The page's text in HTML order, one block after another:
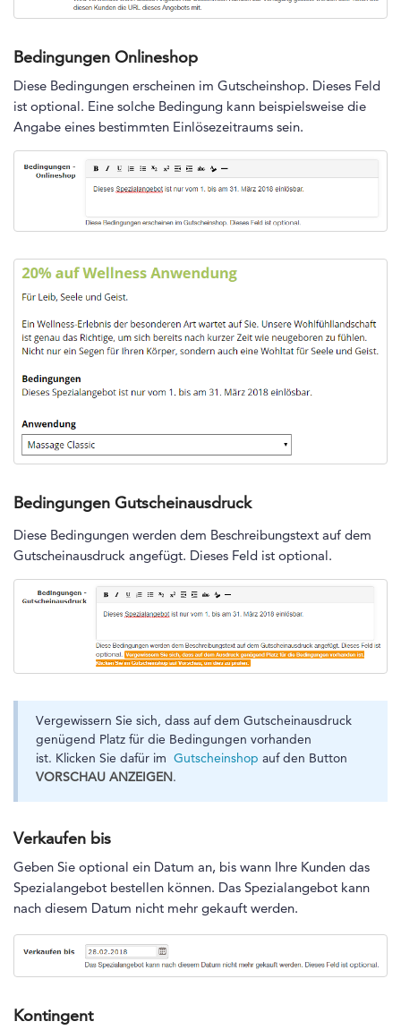
Bedingungen Onlineshop
Diese Bedingungen erscheinen im Gutscheinshop. Dieses Feld
ist optional. Eine solche Bedingung kann beispielsweise die
Angabe eines bestimmten Einlösezeitraums sein.
Bedingungen Gutscheinausdruck
Diese Bedingungen werden dem Beschreibungstext auf dem
Gutscheinausdruck angefügt. Dieses Feld ist optional.
Vergewissern Sie sich, dass auf dem Gutscheinausdruck
genügend Platz für die Bedingungen vorhanden
ist. Klicken Sie dafür im Gutscheinshop auf den Button
VORSCHAU ANZEIGEN.
Verkaufen bis
Geben Sie optional ein Datum an, bis wann Ihre Kunden das
Spezialangebot bestellen können. Das Spezialangebot kann
nach diesem Datum nicht mehr gekauft werden.
Kontingent